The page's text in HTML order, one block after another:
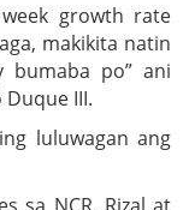
growth rate
makikita natin
bumaba po” ani
III.
luluwagan ang